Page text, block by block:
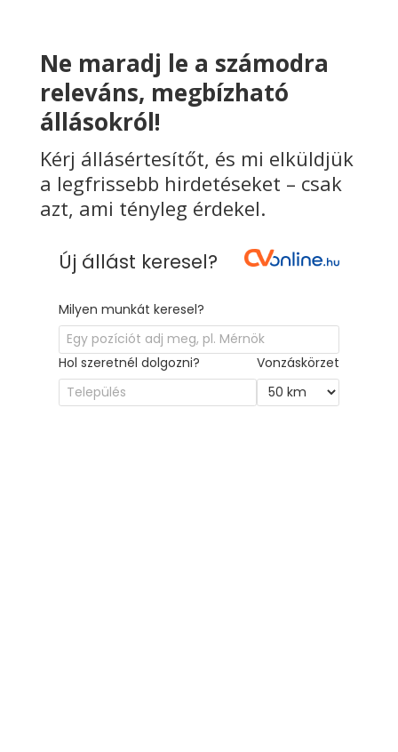
Ne maradj le a számodra
releváns, megbízható
állásokról!
Kérj állásértesítőt, és mi elküldjük
a legfrissebb hirdetéseket – csak
azt, ami tényleg érdekel.